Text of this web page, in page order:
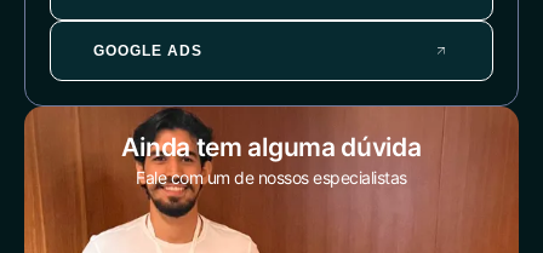
GOOGLE ADS
Ainda tem alguma dúvida
Fale com um de nossos especialistas